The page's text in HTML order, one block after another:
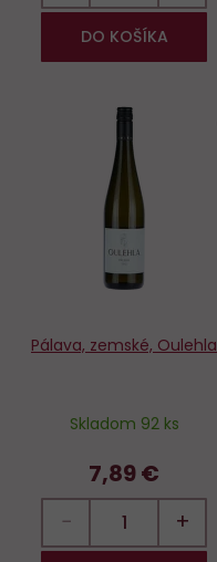
DO KOŠÍKA
Pálava, zemské, Oulehla
Skladom 92 ks
7,89 €
− +